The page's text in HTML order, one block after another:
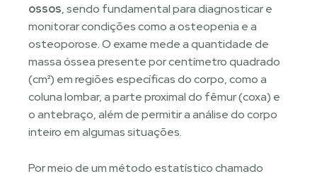
ossos, sendo fundamental para diagnosticar e
monitorar condições como a osteopenia e a
osteoporose. O exame mede a quantidade de
massa óssea presente por centímetro quadrado
(cm²) em regiões específicas do corpo, como a
coluna lombar, a parte proximal do fêmur (coxa) e
o antebraço, além de permitir a análise do corpo
inteiro em algumas situações.
Por meio de um método estatístico chamado